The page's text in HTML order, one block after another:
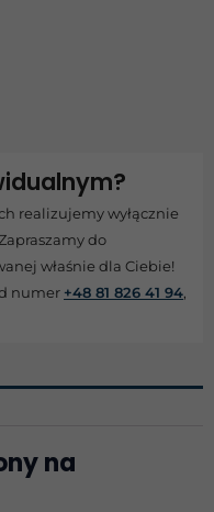
realizujemy wyłącznie
do
właśnie dla Ciebie!
numer +48 81 826 41 94,
na